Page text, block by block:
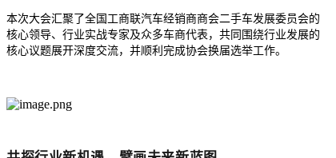
本次大会汇聚了全国工商联汽车经销商商会二手车发展委员会的
核心领导、行业实战专家及众多车商代表，共同围绕行业发展的
核心议题展开深度交流，并顺利完成协会换届选举工作。